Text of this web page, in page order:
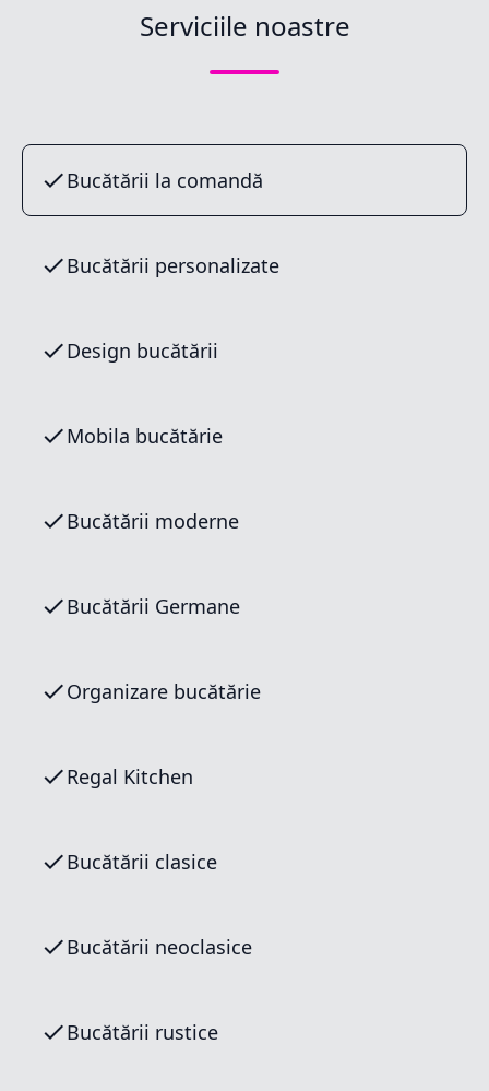
Serviciile noastre
Bucătării la comandă
Bucătării personalizate
Design bucătării
Mobila bucătărie
Bucătării moderne
Bucătării Germane
Organizare bucătărie
Regal Kitchen
Bucătării clasice
Bucătării neoclasice
Bucătării rustice